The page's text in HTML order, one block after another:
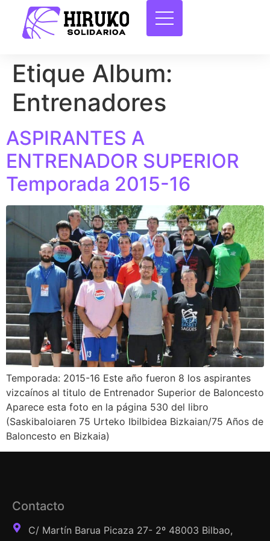
Etique Album:
Entrenadores
ASPIRANTES A
ENTRENADOR SUPERIOR
Temporada 2015-16
Temporada: 2015-16 Este año fueron 8 los aspirantes
vizcaínos al titulo de Entrenador Superior de Baloncesto
Aparece esta foto en la página 530 del libro
(Saskibaloiaren 75 Urteko Ibilbidea Bizkaian/75 Años de
Baloncesto en Bizkaia)
Contacto
C/ Martín Barua Picaza 27- 2º 48003 Bilbao,